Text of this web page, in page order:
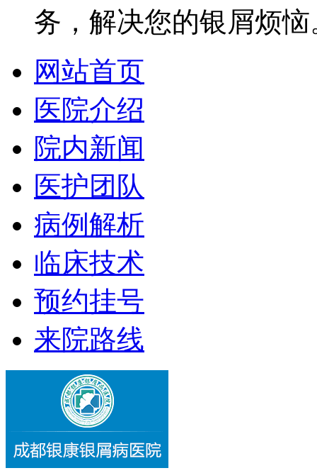
务，解决您的银屑烦恼
网站首页
医院介绍
院内新闻
医护团队
病例解析
临床技术
预约挂号
来院路线